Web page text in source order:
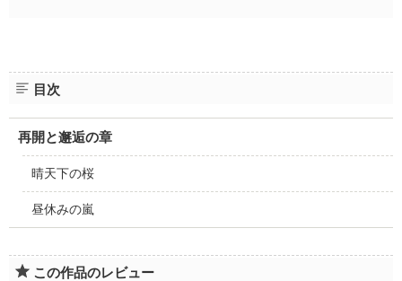
目次
再開と邂逅の章
晴天下の桜
昼休みの嵐
この作品のレビュー